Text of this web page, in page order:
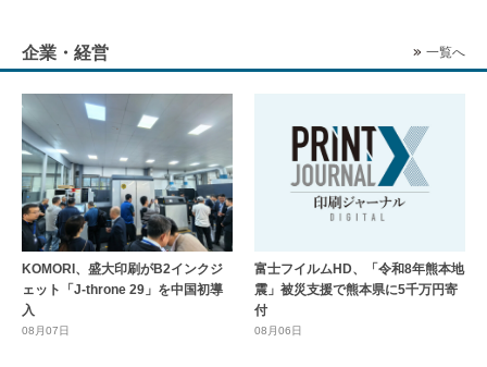
企業・経営 一覧へ
KOMORI、盛大印刷がB2インクジ
ェット「J-throne 29」を中国初導
入
08月07日
富士フイルムHD、「令和8年熊本地
震」被災支援で熊本県に5千万円寄
付
08月06日